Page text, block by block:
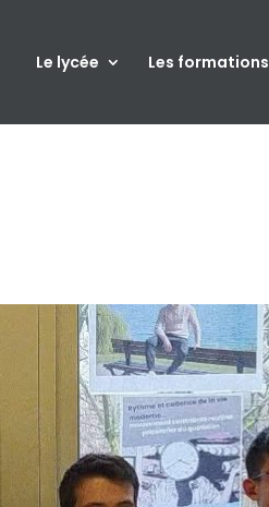
Le lycée Les formations